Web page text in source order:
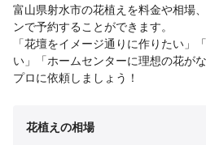
富山県射水市の花植えを料金や相場
ンで予約することができます。
「花壇をイメージ通りに作りたい」
い」「ホームセンターに理想の花が
プロに依頼しましょう！
花植えの相場